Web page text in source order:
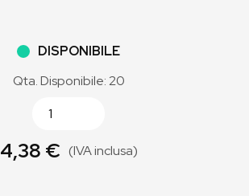
DISPONIBILE
Qta. Disponibile: 20
4,38 € (IVA inclusa)